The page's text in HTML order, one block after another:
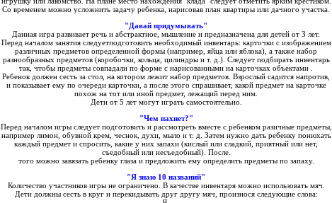
Со временем можно усложнить задачу ребенка, нарисовав план квартиры или дачного участка.
"Давай придумывать"
Данная игра развивает речь и абстрактное, мышление и предназначена для детей от З лет.
Перед началом занятия следуетподготовить необходимый инвентарь: карточки с изображением
различных предметов определенной формы (например, яйца или яблока), а также набор
разнообразных предметов (коробочки, кольца, цилиндры и т. д.). Следует подбирать инвентарь
так, чтобы предметы совпадали по форме с нарисованными на карточках объектами .
Ребенок должен сесть за стол, на котором лежит набор предметов. Взрослый садится напротив,
и показывает ему по очереди карточки, а после этого спрашивает, какой предмет на карточке
похож на тот или иной предмет, лежащий перед ним.
Дети от 5 лет могут играть самостоятельно.
"Чем пахнет?"
Перед началом игры следует подготовить и рассмотреть вместе с ребенком разичные предметы,
например лимон, обувной крем, чеснок, духи, мыло и т. д. Затем нужно дать ребенку понюхать
каждый предмет и спросить, какие у них запахи (кислый или сладкий, приятный или нет,
съедобный или несъедобный). После.
того можно завязать ребенку глаза и предложить ему определить предметы по запаху.
"Я знаю 10 названий"
Количество участников игры не ограничено. В качестве инвентаря можно использовать мяч.
Дети должны сесть в круг и перекидывать друг другу мяч, произнося следующие слова: